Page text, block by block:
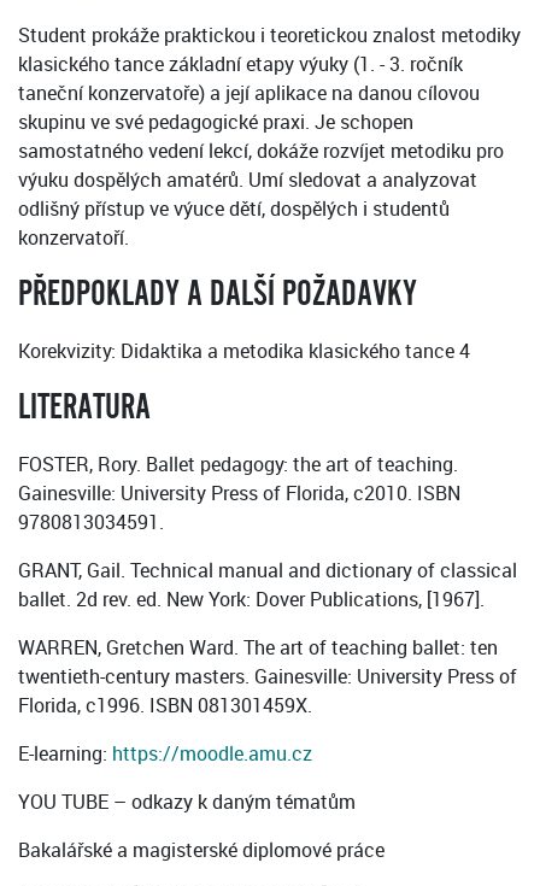
Student prokáže praktickou i teoretickou znalost metodiky
klasického tance základní etapy výuky (1. - 3. ročník
taneční konzervatoře) a její aplikace na danou cílovou
skupinu ve své pedagogické praxi. Je schopen
samostatného vedení lekcí, dokáže rozvíjet metodiku pro
výuku dospělých amatérů. Umí sledovat a analyzovat
odlišný přístup ve výuce dětí, dospělých i studentů
konzervatoří.
PŘEDPOKLADY A DALŠÍ POŽADAVKY
Korekvizity: Didaktika a metodika klasického tance 4
LITERATURA
FOSTER, Rory. Ballet pedagogy: the art of teaching.
Gainesville: University Press of Florida, c2010. ISBN
9780813034591.
GRANT, Gail. Technical manual and dictionary of classical
ballet. 2d rev. ed. New York: Dover Publications, [1967].
WARREN, Gretchen Ward. The art of teaching ballet: ten
twentieth-century masters. Gainesville: University Press of
Florida, c1996. ISBN 081301459X.
E-learning: https://moodle.amu.cz
YOU TUBE – odkazy k daným tématům
Bakalářské a magisterské diplomové práce